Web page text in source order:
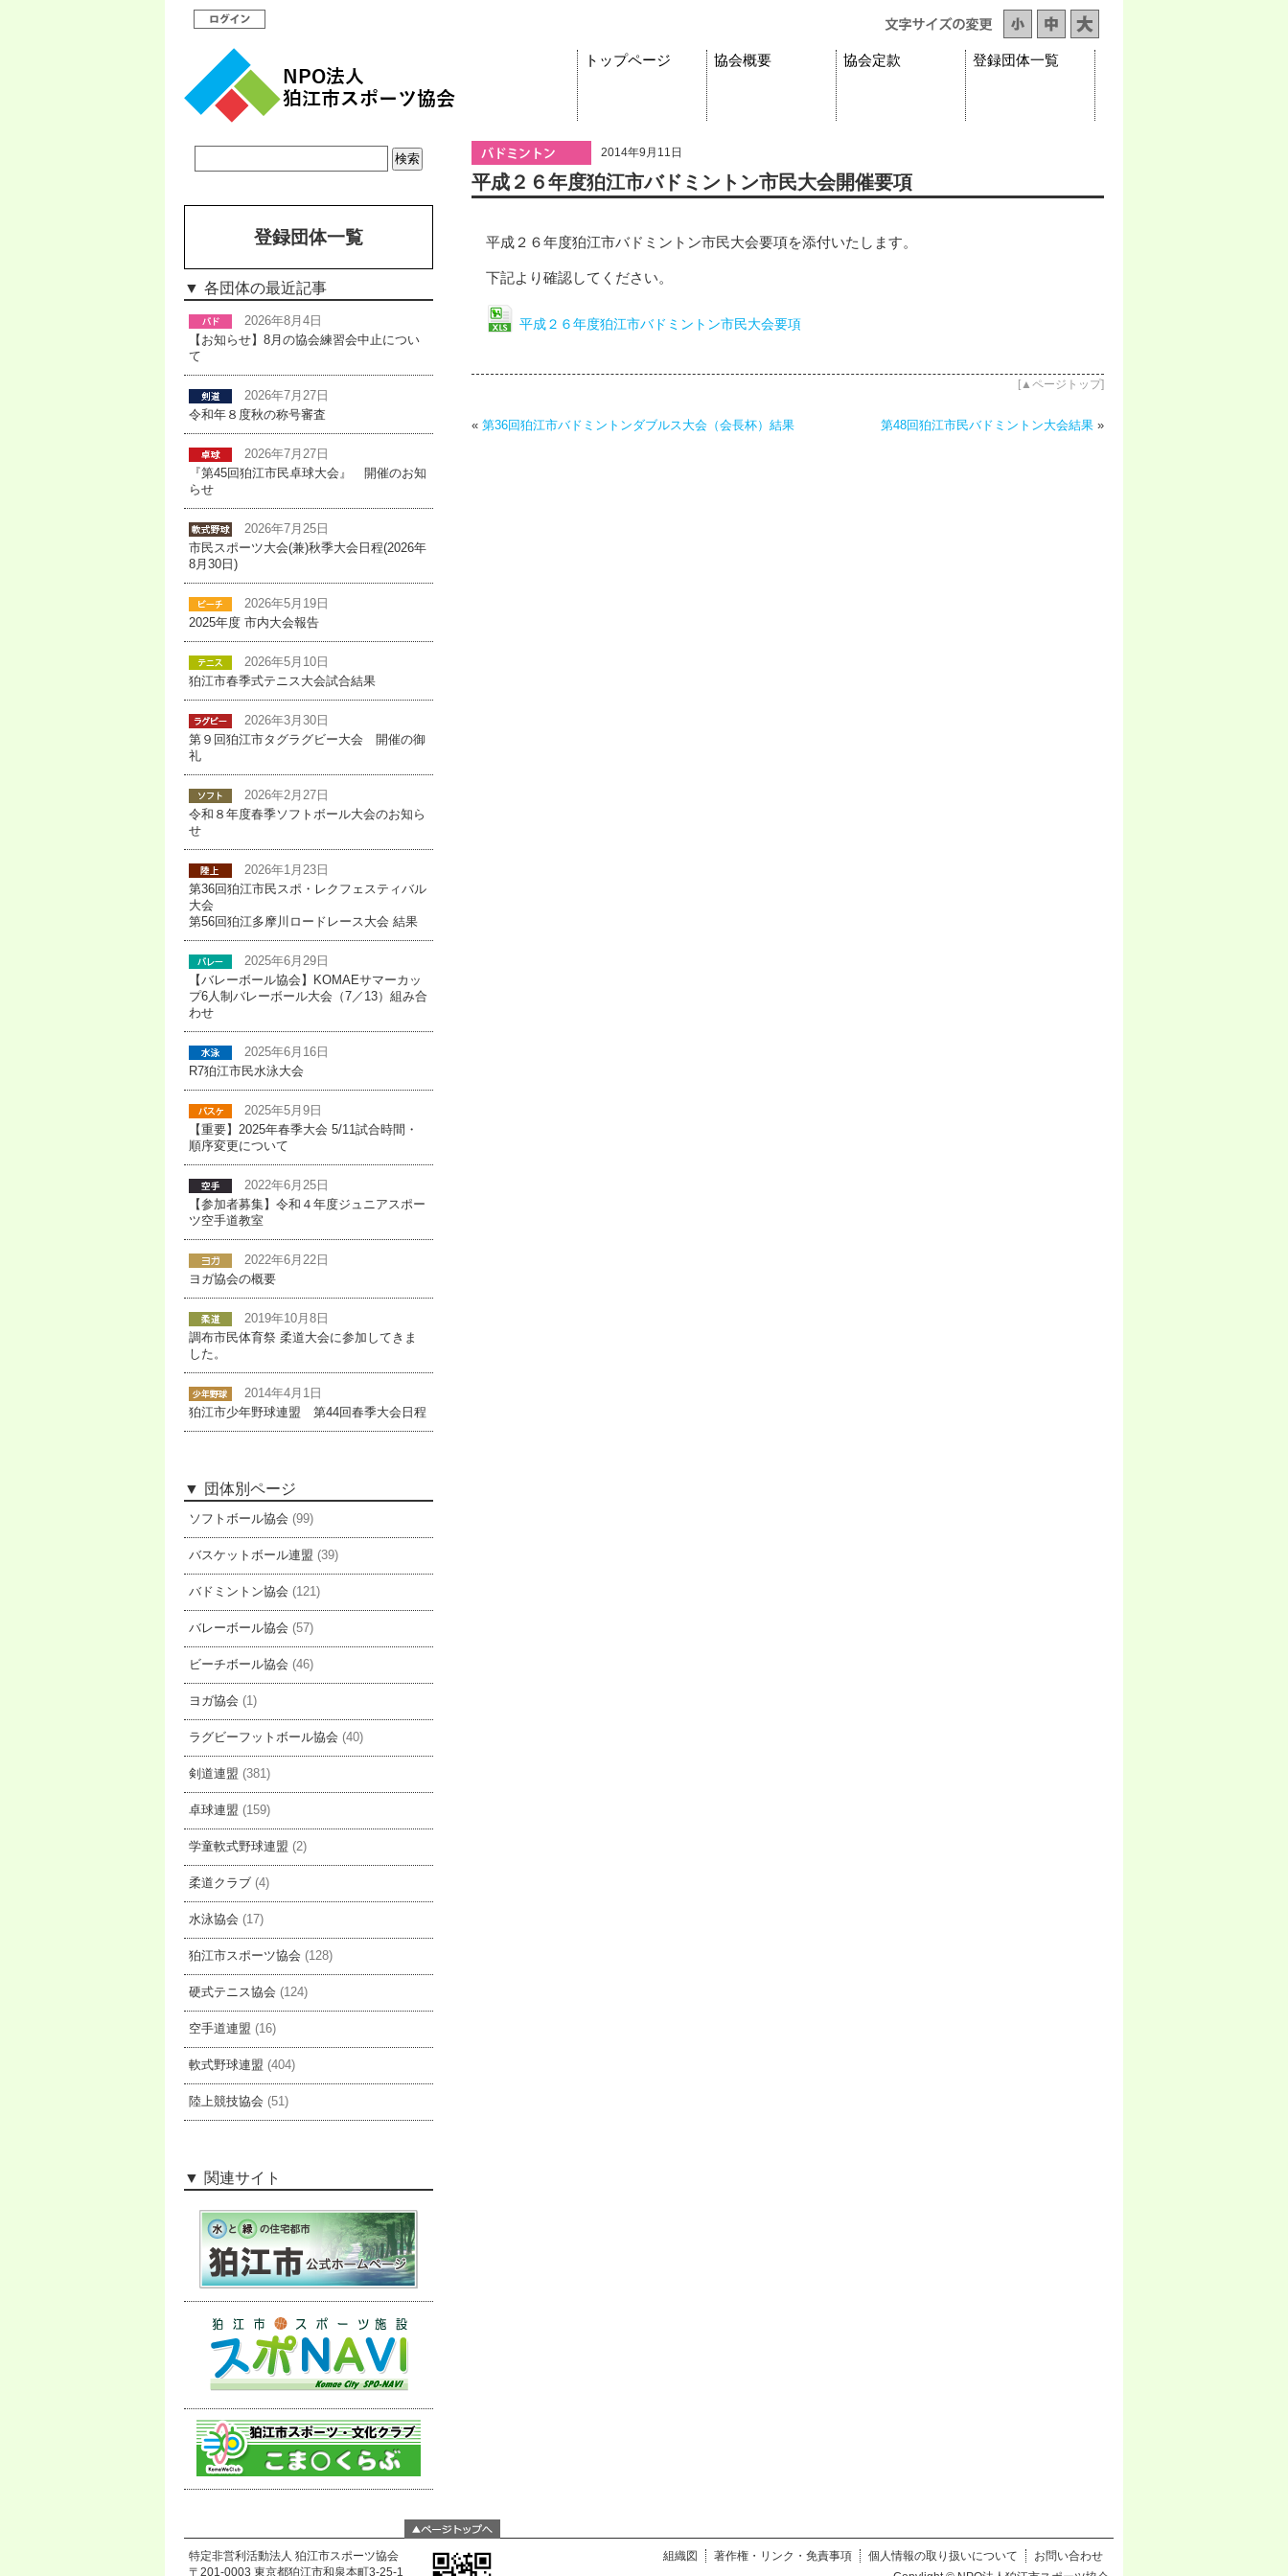
トップページ 協会概要 協会定款 登録団体一覧
2014年9月11日
平成２６年度狛江市バドミントン市民大会開催要項
平成２６年度狛江市バドミントン市民大会要項を添付いたします。
下記より確認してください。
平成２６年度狛江市バドミントン市民大会要項
[ ▲ページトップ]
« 第36回狛江市バドミントンダブルス大会（会長杯）結果 第48回狛江市民バドミントン大会結果 »
登録団体一覧
各団体の最近記事
2026年8月4日
【お知らせ】8月の協会練習会中止につい
て
2026年7月27日
令和年８度秋の称号審査
2026年7月27日
『第45回狛江市民卓球大会』 開催のお知
らせ
2026年7月25日
市民スポーツ大会(兼)秋季大会日程(2026年
8月30日)
2026年5月19日
2025年度 市内大会報告
2026年5月10日
狛江市春季式テニス大会試合結果
2026年3月30日
第９回狛江市タグラグビー大会 開催の御
礼
2026年2月27日
令和８年度春季ソフトボール大会のお知ら
せ
2026年1月23日
第36回狛江市民スポ・レクフェスティバル
大会
第56回狛江多摩川ロードレース大会 結果
2025年6月29日
【バレーボール協会】KOMAEサマーカッ
プ6人制バレーボール大会（7／13）組み合
わせ
2025年6月16日
R7狛江市民水泳大会
2025年5月9日
【重要】2025年春季大会 5/11試合時間・
順序変更について
2022年6月25日
【参加者募集】令和４年度ジュニアスポー
ツ空手道教室
2022年6月22日
ヨガ協会の概要
2019年10月8日
調布市民体育祭 柔道大会に参加してきま
した。
2014年4月1日
狛江市少年野球連盟 第44回春季大会日程
団体別ページ
ソフトボール協会 (99)
バスケットボール連盟 (39)
バドミントン協会 (121)
バレーボール協会 (57)
ビーチボール協会 (46)
ヨガ協会 (1)
ラグビーフットボール協会 (40)
剣道連盟 (381)
卓球連盟 (159)
学童軟式野球連盟 (2)
柔道クラブ (4)
水泳協会 (17)
狛江市スポーツ協会 (128)
硬式テニス協会 (124)
空手道連盟 (16)
軟式野球連盟 (404)
陸上競技協会 (51)
関連サイト
特定非営利活動法人 狛江市スポーツ協会
〒201-0003 東京都狛江市和泉本町3-25-1
組織図 著作権・リンク・免責事項 個人情報の取り扱いについて
お問い合わせ